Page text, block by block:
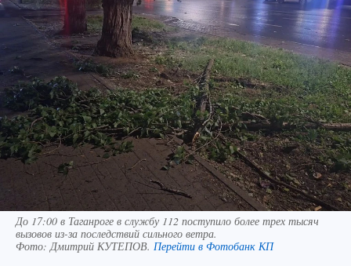
До 17:00 в Таганроге в службу 112 поступило более трех тысяч
вызовов из-за последствий сильного ветра.
Фото:Дмитрий КУТЕПОВ. Перейти в Фотобанк КП